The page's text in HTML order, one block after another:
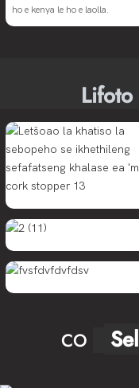
ho e kenya le ho e laolla.
Lifoto
CO